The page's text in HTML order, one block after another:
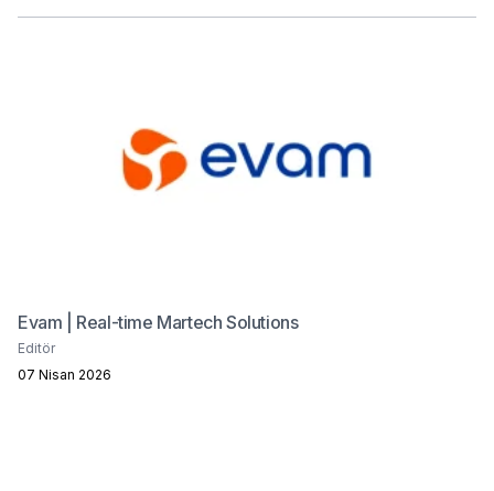
Evam | Real-time Martech Solutions
Editör
07 Nisan 2026